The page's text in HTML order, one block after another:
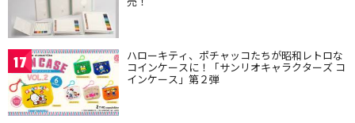
17 ハローキティ、ポチャッコたちが昭和レトロな
コインケースに！「サンリオキャラクターズ コ
インケース」第２弾